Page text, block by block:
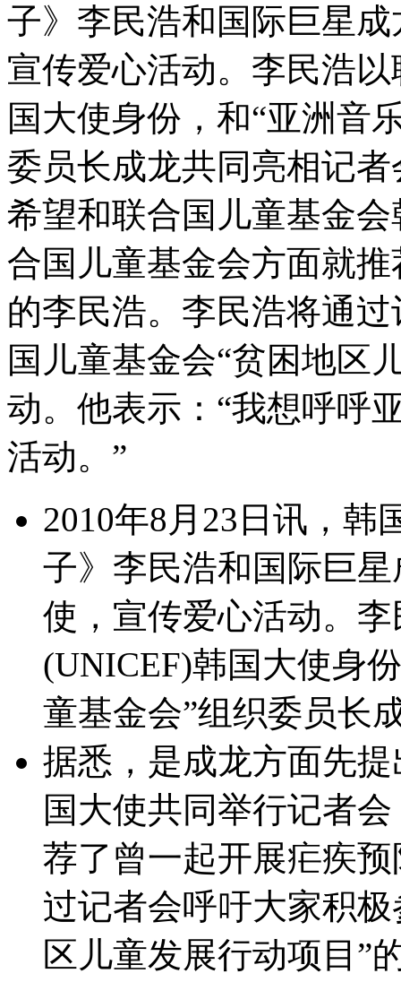
子》李民浩和国际巨星
宣传爱心活动。李民浩
国大使身份，和“亚洲音
委员长成龙共同亮相记
希望和联合国儿童基金
合国儿童基金会方面就
的李民浩。李民浩将通
国儿童基金会“贫困地区
动。他表示：“我想呼呼
活动。”
2010年8月23日讯，韩
子》李民浩和国际巨
使，宣传爱心活动。
(UNICEF)韩国大使身
童基金会”组织委员长
据悉，是成龙方面先
国大使共同举行记者
荐了曾一起开展疟疾
过记者会呼吁大家积
区儿童发展行动项目”